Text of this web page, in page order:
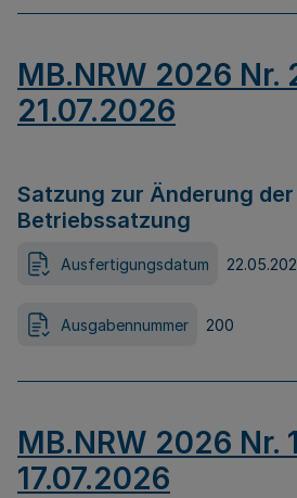
MB.NRW 2026 Nr.
21.07.2026
Satzung zur Änderung der
Betriebssatzung
Ausfertigungsdatum
Ausgabennummer 200
MB.NRW 2026 Nr.
17.07.2026